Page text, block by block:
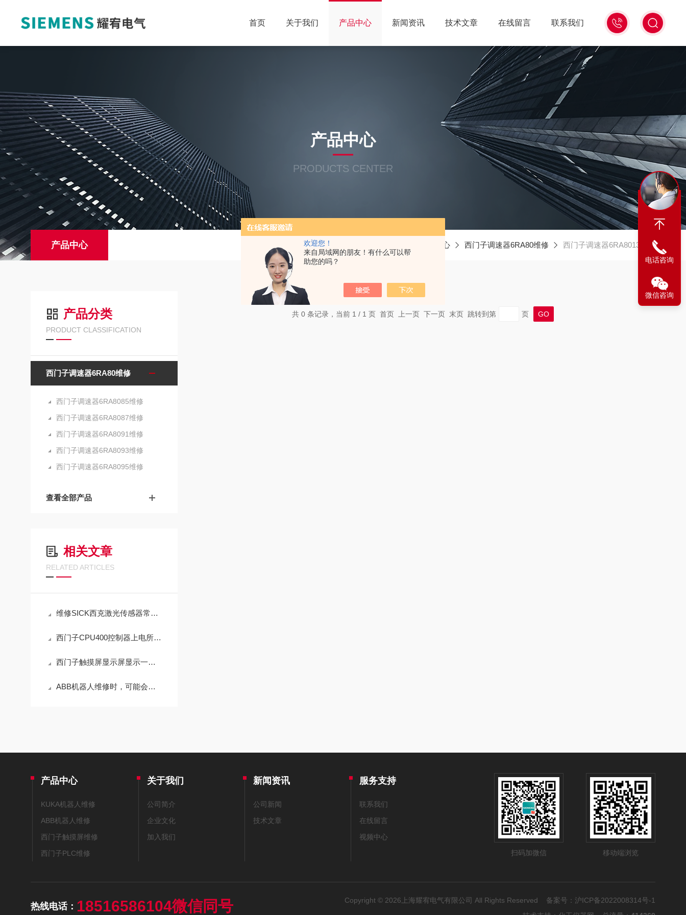
欢迎您！
来自局域网的朋友！有什么可以帮
助您的吗？
18516586104
微
首页 关于我们 产品中心 新闻资讯 技术文章 在线留言 联系我们
产品中心
PRODUCTS CENTER
产品中心 产品中心 西门子调速器6RA80维修 西门子调速器6RA8013维修
产品分类
PRODUCT CLASSIFICATION
西门子调速器6RA80维修
西门子调速器6RA8085维修
西门子调速器6RA8087维修
西门子调速器6RA8091维修
西门子调速器6RA8093维修
西门子调速器6RA8095维修
查看全部产品
相关文章
RELATED ARTICLES
维修SICK西克激光传感器常见故障解决方法（芯片级修理）
西门子CPU400控制器上电所有指示灯全亮修理解决电话
西门子触摸屏显示屏显示一圈黑点故障维修方法
ABB机器人维修时，可能会遇到以下故障
共 0 条记录，当前 1 / 1 页 首页 上一页 下一页 末页 跳转到第 页
产品中心
KUKA机器人维修
ABB机器人维修
西门子触摸屏维修
西门子PLC维修
关于我们
公司简介
企业文化
加入我们
新闻资讯
公司新闻
技术文章
服务支持
联系我们
在线留言
视频中心
扫码加微信
移动端浏览
热线电话： 18516586104微信同号 Copyright © 2026上海耀宥电气有限公司 All Rights Reserved 备案号： 沪ICP备2022008314号-1
电话咨询
微信咨询